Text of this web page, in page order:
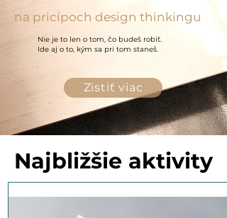
na pricípoch design thinkingu
Nie je to len o tom, čo budeš robiť.
Ide aj o to, kým sa pri tom staneš.
Zistiť viac
Najbližšie aktivity
Najbližšie aktivity